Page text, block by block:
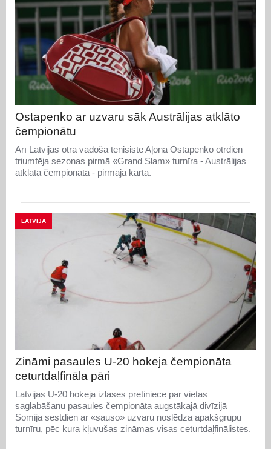
Ostapenko ar uzvaru sāk Austrālijas atklāto
čempionātu
Arī Latvijas otra vadošā tenisiste Aļona Ostapenko otrdien
triumfēja sezonas pirmā «Grand Slam» turnīra - Austrālijas
atklātā čempionāta - pirmajā kārtā.
LATVIJA
Zināmi pasaules U-20 hokeja čempionāta
ceturtdaļfināla pāri
Latvijas U-20 hokeja izlases pretiniece par vietas
saglabāšanu pasaules čempionāta augstākajā divīzijā
Somija sestdien ar «sauso» uzvaru noslēdza apakšgrupu
turnīru, pēc kura kļuvušas zināmas visas ceturtdaļfinālistes.